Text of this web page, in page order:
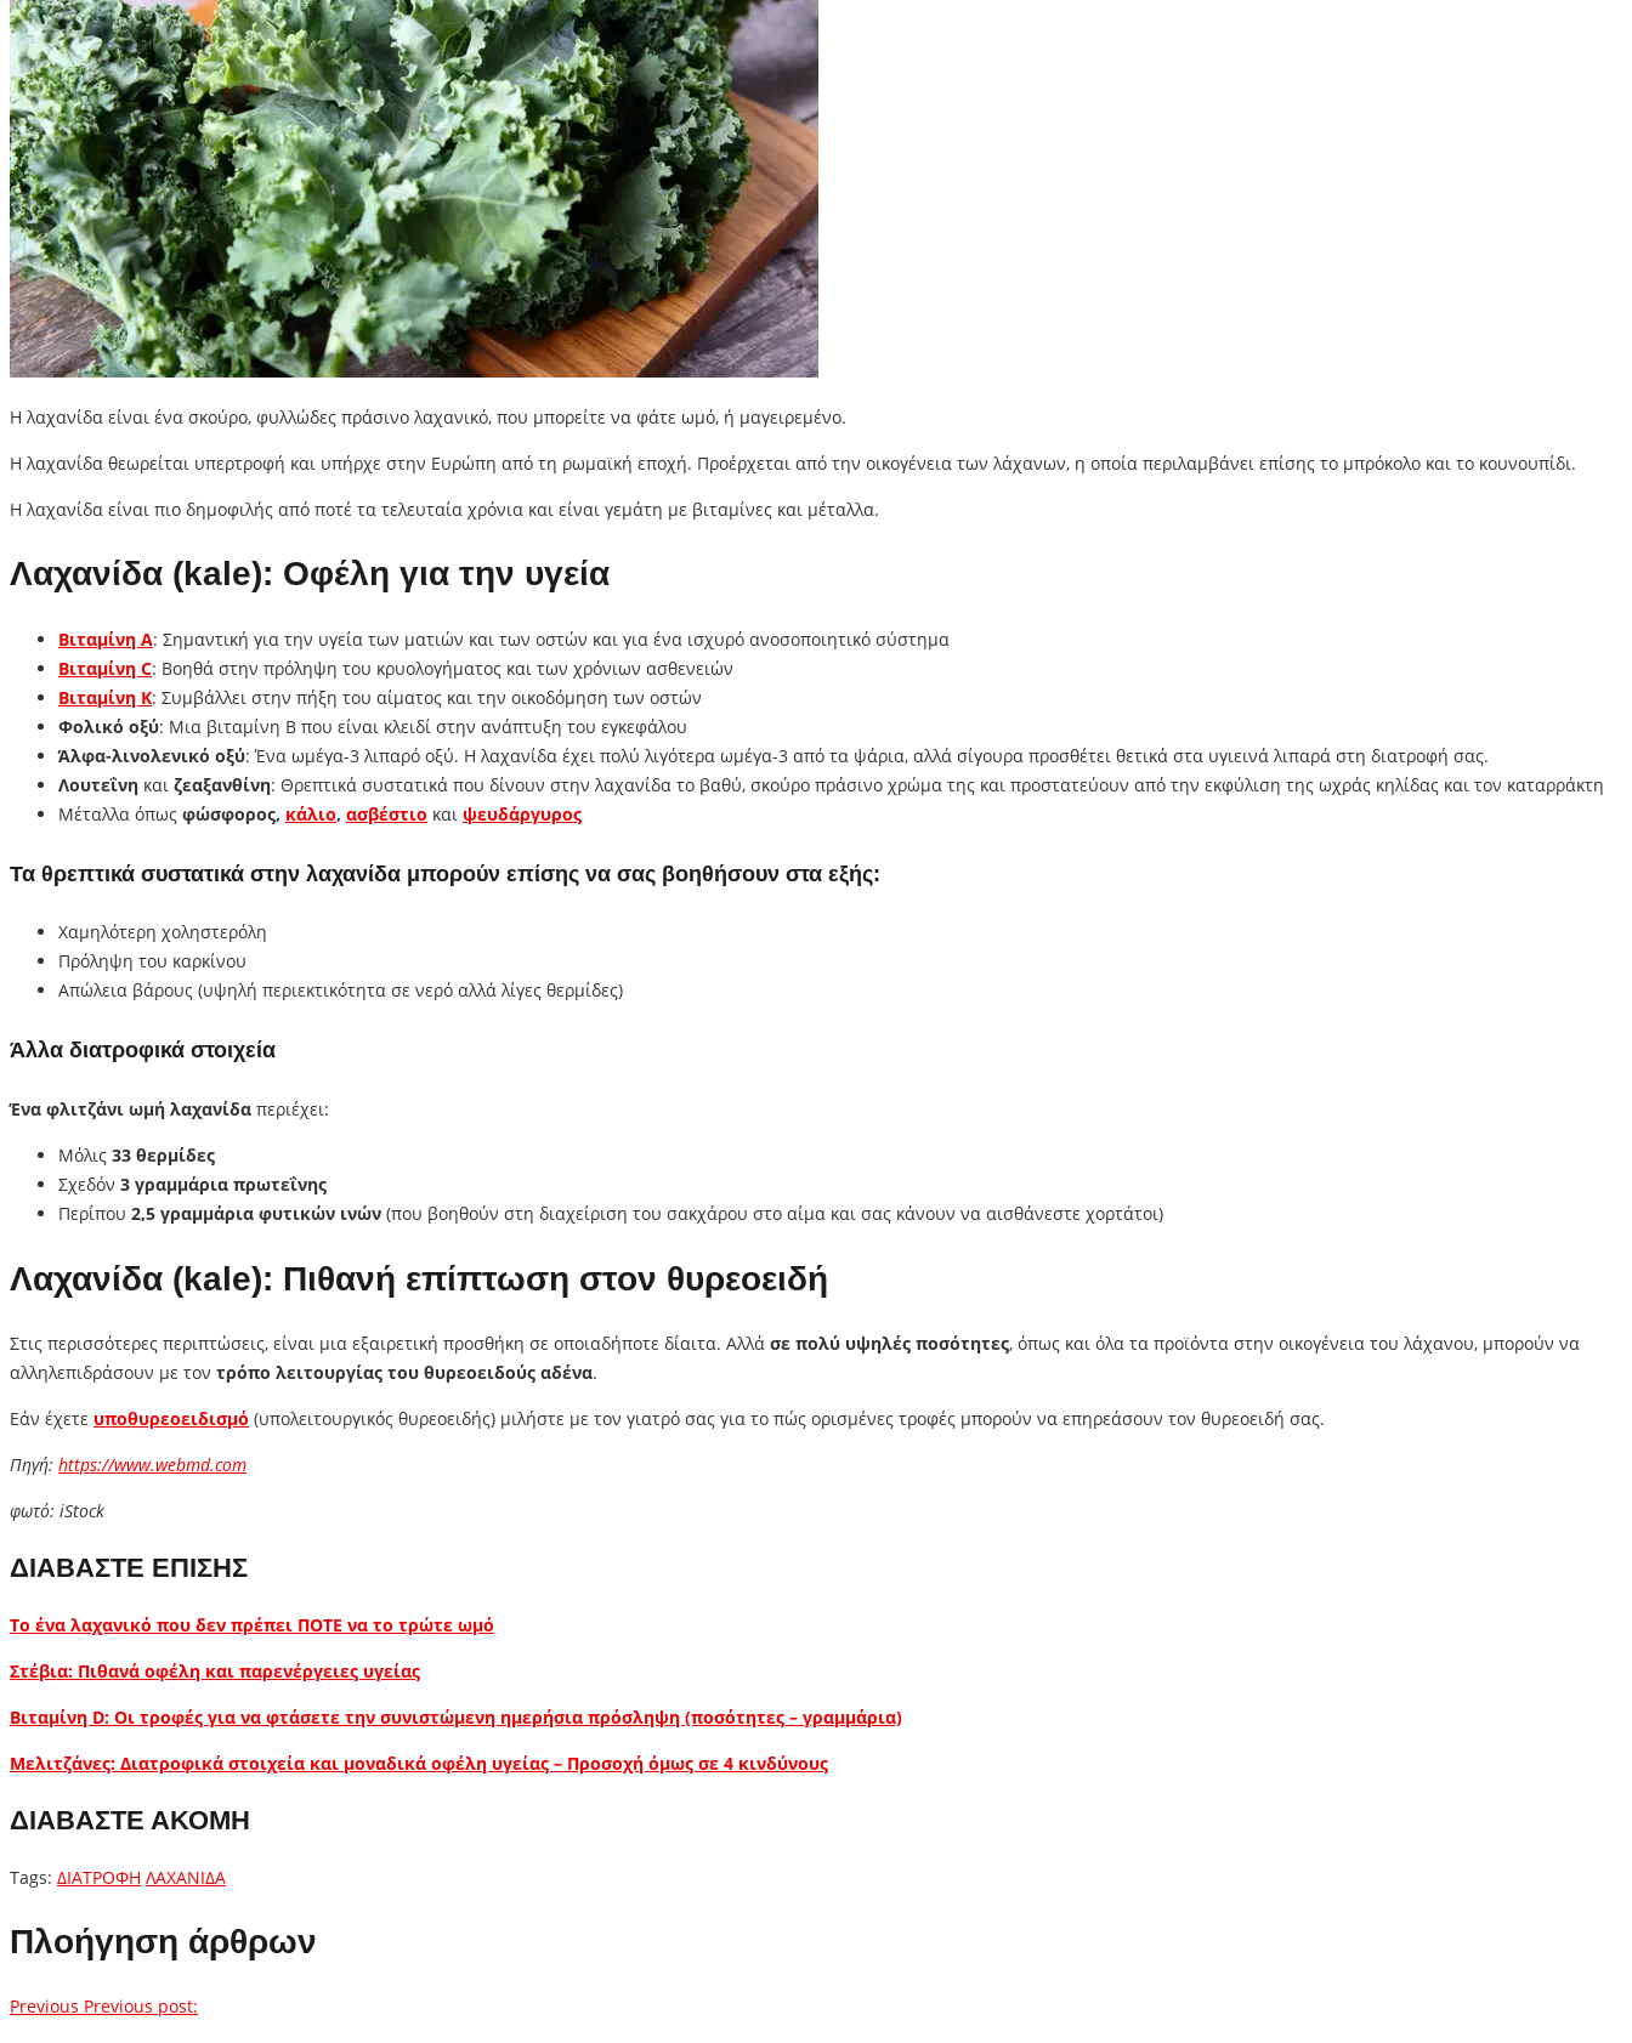
Η λαχανίδα είναι ένα σκούρο, φυλλώδες πράσινο λαχανικό, που μπορείτε να φάτε ωμό, ή μαγειρεμένο.
Η λαχανίδα θεωρείται υπερτροφή και υπήρχε στην Ευρώπη από τη ρωμαϊκή εποχή. Προέρχεται από την οικογένεια των λάχανων, η οποία περιλαμβάνει επίσης το μπρόκολο και το κουνουπίδι.
Η λαχανίδα είναι πιο δημοφιλής από ποτέ τα τελευταία χρόνια και είναι γεμάτη με βιταμίνες και μέταλλα.
Λαχανίδα (kale): Οφέλη για την υγεία
Βιταμίνη Α: Σημαντική για την υγεία των ματιών και των οστών και για ένα ισχυρό ανοσοποιητικό σύστημα
Βιταμίνη C: Βοηθά στην πρόληψη του κρυολογήματος και των χρόνιων ασθενειών
Βιταμίνη Κ: Συμβάλλει στην πήξη του αίματος και την οικοδόμηση των οστών
Φολικό οξύ: Μια βιταμίνη Β που είναι κλειδί στην ανάπτυξη του εγκεφάλου
Άλφα-λινολενικό οξύ: Ένα ωμέγα-3 λιπαρό οξύ. Η λαχανίδα έχει πολύ λιγότερα ωμέγα-3 από τα ψάρια, αλλά σίγουρα προσθέτει θετικά στα υγιεινά λιπαρά στη διατροφή σας.
Λουτεΐνη και ζεαξανθίνη: Θρεπτικά συστατικά που δίνουν στην λαχανίδα το βαθύ, σκούρο πράσινο χρώμα της και προστατεύουν από την εκφύλιση της ωχράς κηλίδας και τον καταρράκτη
Μέταλλα όπως φώσφορος, κάλιο, ασβέστιο και ψευδάργυρος
Τα θρεπτικά συστατικά στην λαχανίδα μπορούν επίσης να σας βοηθήσουν στα εξής:
Χαμηλότερη χοληστερόλη
Πρόληψη του καρκίνου
Απώλεια βάρους (υψηλή περιεκτικότητα σε νερό αλλά λίγες θερμίδες)
Άλλα διατροφικά στοιχεία
Ένα φλιτζάνι ωμή λαχανίδα περιέχει:
Μόλις 33 θερμίδες
Σχεδόν 3 γραμμάρια πρωτεΐνης
Περίπου 2,5 γραμμάρια φυτικών ινών (που βοηθούν στη διαχείριση του σακχάρου στο αίμα και σας κάνουν να αισθάνεστε χορτάτοι)
Λαχανίδα (kale): Πιθανή επίπτωση στον θυρεοειδή
Στις περισσότερες περιπτώσεις, είναι μια εξαιρετική προσθήκη σε οποιαδήποτε δίαιτα. Αλλά σε πολύ υψηλές ποσότητες, όπως και όλα τα προϊόντα στην οικογένεια του λάχανου, μπορούν να
αλληλεπιδράσουν με τον τρόπο λειτουργίας του θυρεοειδούς αδένα.
Εάν έχετε υποθυρεοειδισμό (υπολειτουργικός θυρεοειδής) μιλήστε με τον γιατρό σας για το πώς ορισμένες τροφές μπορούν να επηρεάσουν τον θυρεοειδή σας.
Πηγή: https://www.webmd.com
φωτό: iStock
ΔΙΑΒΑΣΤΕ ΕΠΙΣΗΣ
Το ένα λαχανικό που δεν πρέπει ΠΟΤΕ να το τρώτε ωμό
Στέβια: Πιθανά οφέλη και παρενέργειες υγείας
Βιταμίνη D: Οι τροφές για να φτάσετε την συνιστώμενη ημερήσια πρόσληψη (ποσότητες – γραμμάρια)
Μελιτζάνες: Διατροφικά στοιχεία και μοναδικά οφέλη υγείας – Προσοχή όμως σε 4 κινδύνους
ΔΙΑΒΑΣΤΕ ΑΚΟΜΗ
Tags: ΔΙΑΤΡΟΦΗ ΛΑΧΑΝΙΔΑ
Πλοήγηση άρθρων
Previous Previous post: